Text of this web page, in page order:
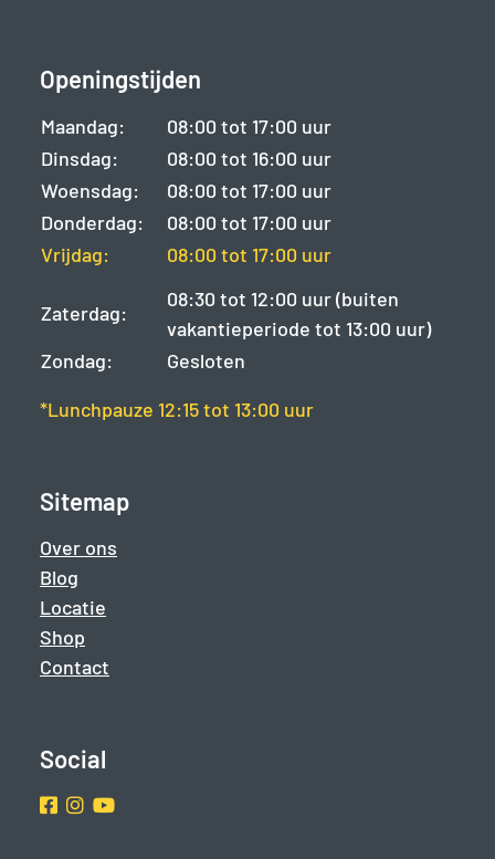
Openingstijden
Maandag:
08:00 tot 17:00 uur
Dinsdag:
08:00 tot 16:00 uur
Woensdag:
08:00 tot 17:00 uur
Donderdag:
08:00 tot 17:00 uur
Vrijdag:
08:00 tot 17:00 uur
Zaterdag:
08:30 tot 12:00 uur (buiten
vakantieperiode tot 13:00 uur)
Zondag:
Gesloten
*Lunchpauze 12:15 tot 13:00 uur
Sitemap
Over ons
Blog
Locatie
Shop
Contact
Social
Facebook
Instragram
Youtube